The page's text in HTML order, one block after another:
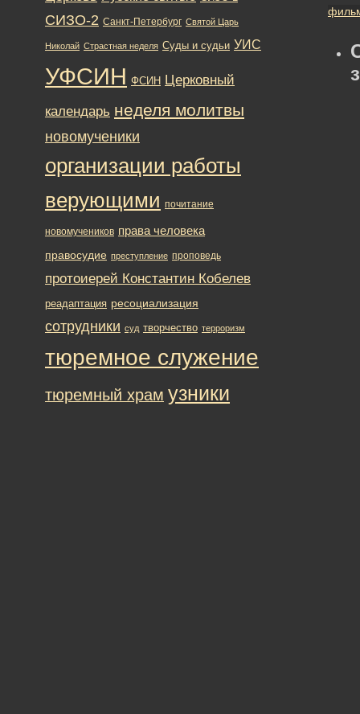
СИЗО-2 Санкт-Петербург Святой Царь
Николай Страстная неделя Суды и судьи УИС
УФСИН ФСИН Церковный
календарь неделя молитвы
новомученики
организации работы
верующими почитание
новомучеников права человека
правосудие преступление проповедь
протоиерей Константин Кобелев
реадаптация ресоциализация
сотрудники суд творчество терроризм
тюремное служение
тюремный храм узники